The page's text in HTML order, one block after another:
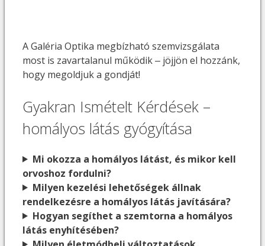
A Galéria Optika megbízható szemvizsgálata
most is zavartalanul működik ‒ jöjjön el hozzánk,
hogy megoldjuk a gondját!
Gyakran Ismételt Kérdések –
homályos látás gyógyítása
Mi okozza a homályos látást, és mikor kell
orvoshoz fordulni?
Milyen kezelési lehetőségek állnak
rendelkezésre a homályos látás javítására?
Hogyan segíthet a szemtorna a homályos
látás enyhítésében?